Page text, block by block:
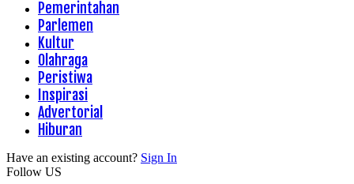
Pemerintahan
Parlemen
Kultur
Olahraga
Peristiwa
Inspirasi
Advertorial
Hiburan
Have an existing account? Sign In
Follow US